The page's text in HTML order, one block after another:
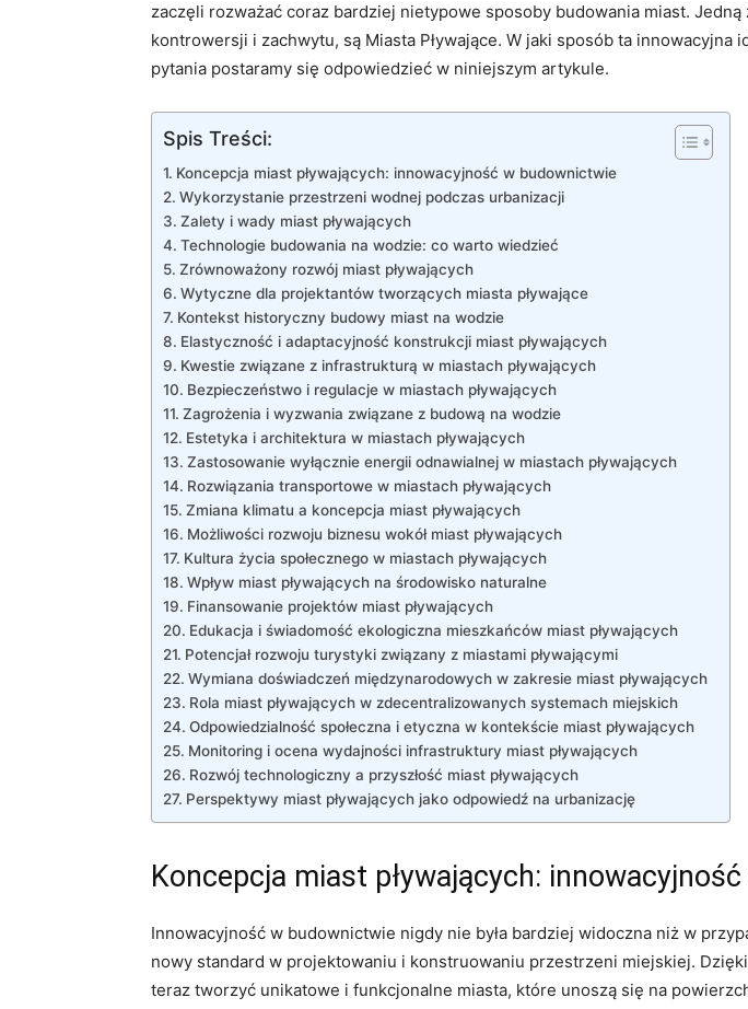
zaczęli⁤ rozważać coraz bardziej nietypowe ‌sposoby budowania miast.
kontrowersji i zachwytu, są Miasta⁤ Pływające. ⁤W ⁣jaki sposób ta innowacyjna
⁢pytania postaramy się odpowiedzieć‍ w niniejszym artykule.
Spis Treści:
Koncepcja miast pływających: innowacyjność w budownictwie
Wykorzystanie przestrzeni wodnej podczas urbanizacji
Zalety i wady miast​ pływających
Technologie budowania na wodzie: co ​warto wiedzieć
Zrównoważony rozwój miast pływających
Wytyczne dla projektantów tworzących miasta pływające
Kontekst‍ historyczny budowy miast na wodzie
Elastyczność i adaptacyjność konstrukcji miast‌ pływających
Kwestie związane z infrastrukturą w miastach ‌pływających
Bezpieczeństwo i regulacje w miastach pływających
Zagrożenia i​ wyzwania​ związane z budową na wodzie
Estetyka i architektura w miastach pływających
Zastosowanie wyłącznie energii ⁢odnawialnej w miastach pływających
Rozwiązania transportowe w⁢ miastach pływających
Zmiana klimatu a koncepcja ⁣miast pływających
Możliwości rozwoju biznesu wokół miast pływających
Kultura życia społecznego⁢ w miastach pływających
Wpływ miast pływających na środowisko naturalne
Finansowanie projektów miast pływających
Edukacja ‌i świadomość ekologiczna⁣ mieszkańców miast pływających
Potencjał ⁣rozwoju ‍turystyki związany⁣ z miastami pływającymi
Wymiana ‍doświadczeń ⁤międzynarodowych w ‌zakresie ⁤miast pływających
Rola miast ⁤pływających w zdecentralizowanych systemach miejskich
Odpowiedzialność społeczna‌ i etyczna⁣ w ‌kontekście miast pływających
Monitoring‍ i ocena wydajności infrastruktury miast⁣ pływających
Rozwój technologiczny a przyszłość⁤ miast⁣ pływających
Perspektywy miast pływających jako odpowiedź na urbanizację
Koncepcja miast pływających:
Innowacyjność w budownictwie⁤ nigdy nie⁤ była bardziej widoczna niż w
nowy standard w projektowaniu i konstruowaniu przestrzeni miejskiej.
teraz tworzyć unikatowe i funkcjonalne ​miasta, które unoszą się na